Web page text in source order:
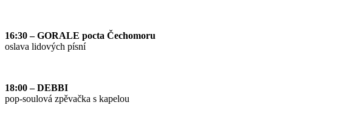
16:30 – GORALE pocta Čechomoru
oslava lidových písní
18:00 – DEBBI
pop-soulová zpěvačka s kapelou